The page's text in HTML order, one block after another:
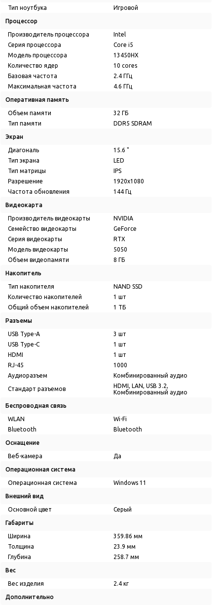
Тип ноутбука Игровой
Процессор
Производитель процессора
Intel
Серия процессора
Core i5
Модель процессора
13450HX
Количество ядер
10 cores
Базовая частота
2.4 ГГц
Максимальная частота
4.6 ГГц
Оперативная память
Объем памяти
32 ГБ
Тип памяти
DDR5 SDRAM
Экран
Диагональ
15.6 "
Тип экрана
LED
Тип матрицы
IPS
Разрешение
1920x1080
Частота обновления
144 Гц
Видеокарта
Производитель видеокарты
NVIDIA
Семейство видеокарты
GeForce
Серия видеокарты
RTX
Модель видеокарты
5050
Объем видеопамяти
8 ГБ
Накопитель
Тип накопителя
NAND SSD
Количество накопителей
1 шт
Общий объем накопителей
1 ТБ
Разъемы
USB Type-A
3 шт
USB Type-C
1 шт
HDMI
1 шт
RJ-45
1000
Аудиоразъем
Комбинированный аудио
Стандарт разъемов
HDMI, LAN, USB 3.2,
Комбинированный аудио
Беспроводная связь
WLAN
Wi-Fi
Bluetooth
Bluetooth
Оснащение
Веб-камера Да
Операционная система
Операционная система Windows 11
Внешний вид
Основной цвет Серый
Габариты
Ширина
359.86 мм
Толщина
23.9 мм
Глубина
258.7 мм
Вес
Вес изделия 2.4 кг
Дополнительно